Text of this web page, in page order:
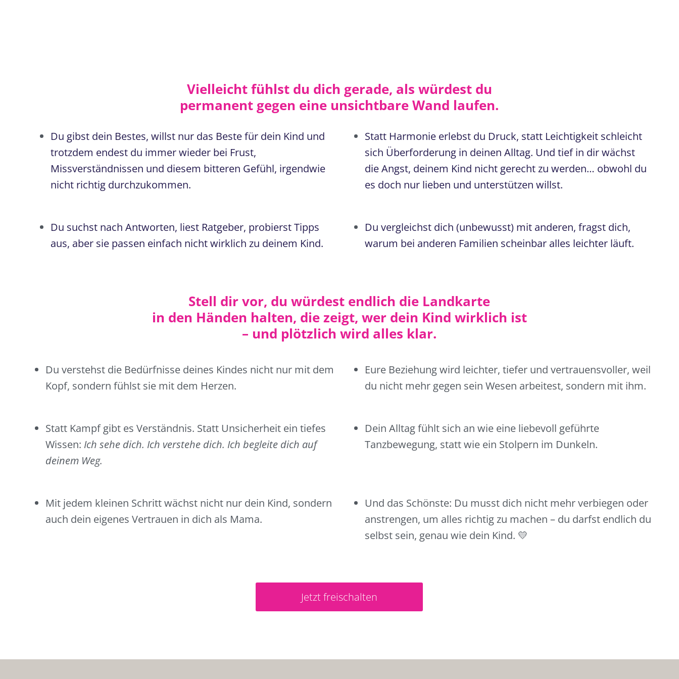
Vielleicht fühlst du dich gerade, als würdest du
permanent gegen eine unsichtbare Wand laufen.
Du gibst dein Bestes, willst nur das Beste für dein Kind und
trotzdem endest du immer wieder bei Frust,
Missverständnissen und diesem bitteren Gefühl, irgendwie
nicht richtig durchzukommen.
Statt Harmonie erlebst du Druck, statt Leichtigkeit schleicht
sich Überforderung in deinen Alltag. Und tief in dir wächst
die Angst, deinem Kind nicht gerecht zu werden… obwohl du
es doch nur lieben und unterstützen willst.
Du suchst nach Antworten, liest Ratgeber, probierst Tipps
aus, aber sie passen einfach nicht wirklich zu deinem Kind.
Du vergleichst dich (unbewusst) mit anderen, fragst dich,
warum bei anderen Familien scheinbar alles leichter läuft.
Stell dir vor, du würdest endlich die Landkarte
in den Händen halten, die zeigt, wer dein Kind wirklich ist
– und plötzlich wird alles klar.
Du verstehst die Bedürfnisse deines Kindes nicht nur mit dem
Kopf, sondern fühlst sie mit dem Herzen.
Eure Beziehung wird leichter, tiefer und vertrauensvoller, weil
du nicht mehr gegen sein Wesen arbeitest, sondern mit ihm.
Statt Kampf gibt es Verständnis. Statt Unsicherheit ein tiefes
Wissen: Ich sehe dich. Ich verstehe dich. Ich begleite dich auf
deinem Weg.
Dein Alltag fühlt sich an wie eine liebevoll geführte
Tanzbewegung, statt wie ein Stolpern im Dunkeln.
Mit jedem kleinen Schritt wächst nicht nur dein Kind, sondern
auch dein eigenes Vertrauen in dich als Mama.
Und das Schönste: Du musst dich nicht mehr verbiegen oder
anstrengen, um alles richtig zu machen – du darfst endlich du
selbst sein, genau wie dein Kind. 💛
Jetzt freischalten